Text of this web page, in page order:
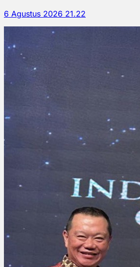
6 Agustus 2026 21.22